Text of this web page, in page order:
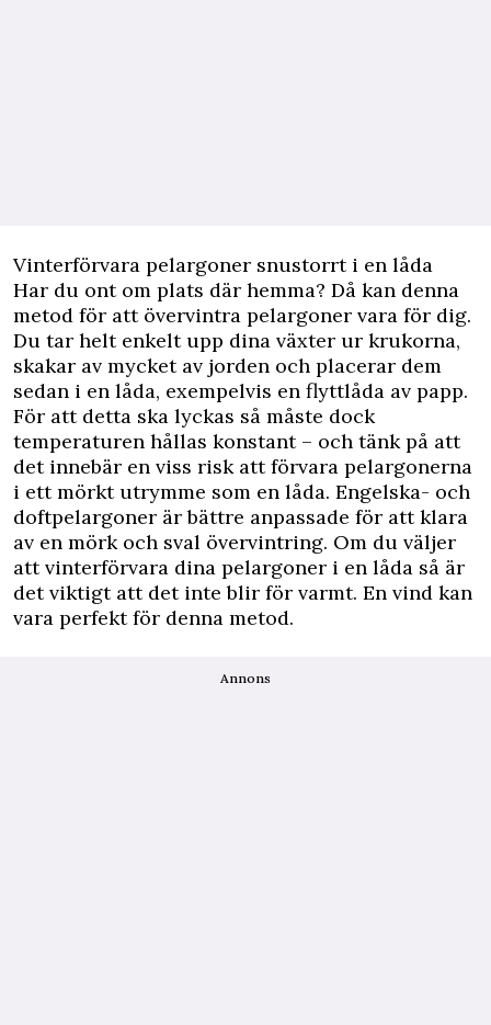
Vinterförvara pelargoner snustorrt i en låda
Har du ont om plats där hemma? Då kan denna
metod för att övervintra pelargoner vara för dig.
Du tar helt enkelt upp dina växter ur krukorna,
skakar av mycket av jorden och placerar dem
sedan i en låda, exempelvis en flyttlåda av papp.
För att detta ska lyckas så måste dock
temperaturen hållas konstant – och tänk på att
det innebär en viss risk att förvara pelargonerna
i ett mörkt utrymme som en låda. Engelska- och
doftpelargoner är bättre anpassade för att klara
av en mörk och sval övervintring. Om du väljer
att vinterförvara dina pelargoner i en låda så är
det viktigt att det inte blir för varmt. En vind kan
vara perfekt för denna metod.
Annons